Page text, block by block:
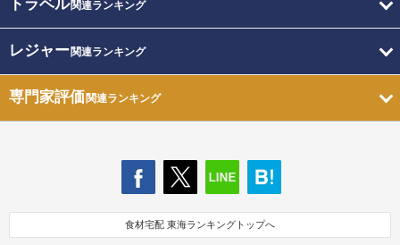
トラベル関連ランキング
レジャー関連ランキング
専門家評価関連ランキング
食材宅配 東海ランキングトップへ